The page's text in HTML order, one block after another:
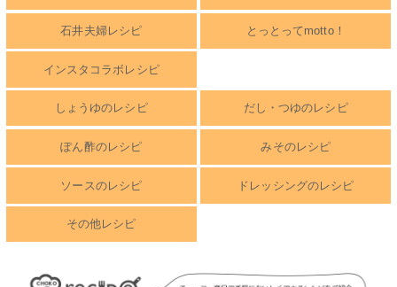
石井夫婦レシピ とっとってmotto！
インスタコラボレシピ
しょうゆのレシピ だし・つゆのレシピ
ぽん酢のレシピ みそのレシピ
ソースのレシピ ドレッシングのレシピ
その他レシピ